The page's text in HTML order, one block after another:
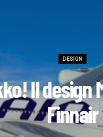
DESIGN
Il design
Finnair